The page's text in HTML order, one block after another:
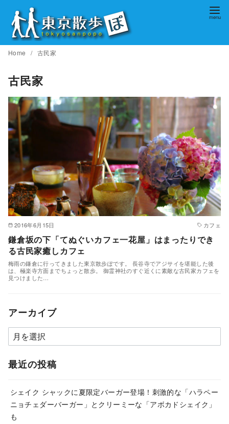
ンHome 古民家
古民家
2016年6月15日 カフェ
鎌倉坂の下「てぬぐいカフェ一花屋」はまったりでき
る古民家癒しカフェ
梅雨の鎌倉に行ってきました東京散歩ぽです。 長谷寺でアジサイを堪能した後
は、極楽寺方面までちょっと散歩。 御霊神社のすぐ近くに素敵な古民家カフェを
見つけました…
アーカイブ
ア
ー
カ
ブ
最近の投稿
シェイク シャックに夏限定バーガー登場！刺激的な「ハラペー
ニョチェダーバーガー」とクリーミーな「アボカドシェイク」
も